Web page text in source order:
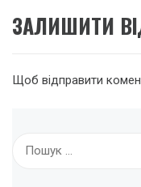
ЗАЛИШИТИ
Щоб відправити